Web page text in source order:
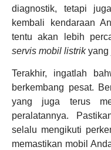
diagnostik, tetapi
kembali kendaraan
tentu akan lebih
servis mobil listrikyang
Terakhir, ingatlah
berkembang pesat.
yang juga terus
peralatannya.
selalu mengikuti
memastikan mobil